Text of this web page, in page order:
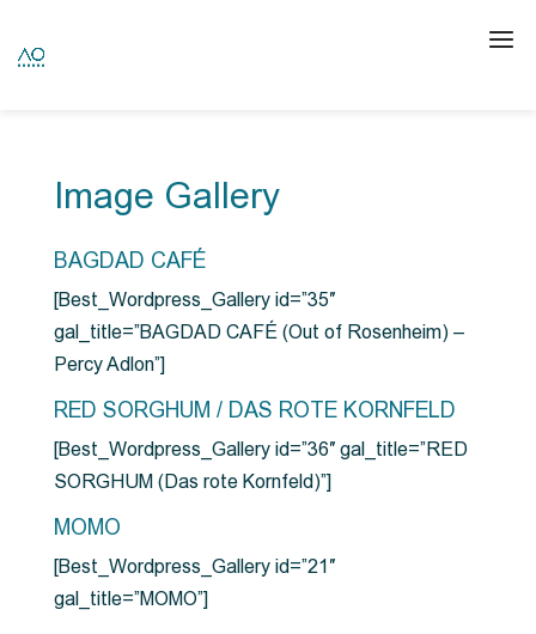
Image Gallery
BAGDAD CAFÉ
[Best_Wordpress_Gallery id=”35″
gal_title=”BAGDAD CAFÉ (Out of Rosenheim) –
Percy Adlon”]
RED SORGHUM / DAS ROTE KORNFELD
[Best_Wordpress_Gallery id=”36″ gal_title=”RED
SORGHUM (Das rote Kornfeld)”]
MOMO
[Best_Wordpress_Gallery id=”21″
gal_title=”MOMO”]